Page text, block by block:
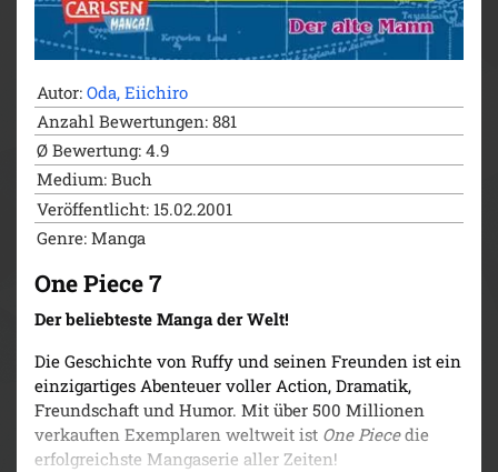
Autor: Oda, Eiichiro
Anzahl Bewertungen: 881
Ø Bewertung: 4.9
Medium: Buch
Veröffentlicht: 15.02.2001
Genre: Manga
One Piece 7
Der beliebteste Manga der Welt!
Die Geschichte von Ruffy und seinen Freunden ist ein
einzigartiges Abenteuer voller Action, Dramatik,
Freundschaft und Humor. Mit über 500 Millionen
verkauften Exemplaren weltweit ist One Piecedie
erfolgreichste Mangaserie aller Zeiten!